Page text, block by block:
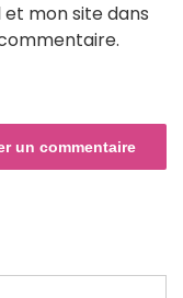
mon site dans